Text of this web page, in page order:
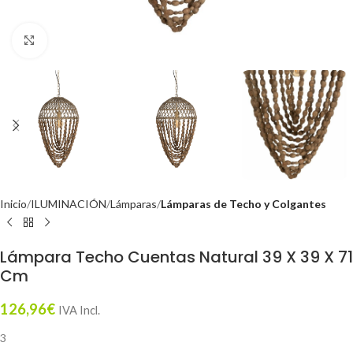
Inicio ILUMINACIÓN Lámparas Lámparas de Techo y Colgantes
Lámpara Techo Cuentas Natural 39 X 39 X 71
Cm
126,96€ IVA Incl.
3